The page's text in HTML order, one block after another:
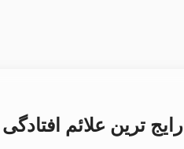
رایج ترین علائم